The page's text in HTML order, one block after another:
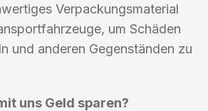
Verpackungsmaterial
um Schäden
und anderen Gegenständen zu
uns Geld sparen?